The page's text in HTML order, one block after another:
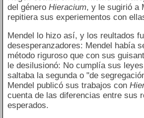
del género Hieracium, y le sugirió a
repitiera sus experiementos con
Mendel lo hizo así, y los reultados
desesperanzadores: Mendel había
método riguroso que con sus
le desilusionó: No cumplía sus
saltaba la segunda o "de
Mendel publicó sus trabajos con
cuenta de las diferencias entre sus
esperados.